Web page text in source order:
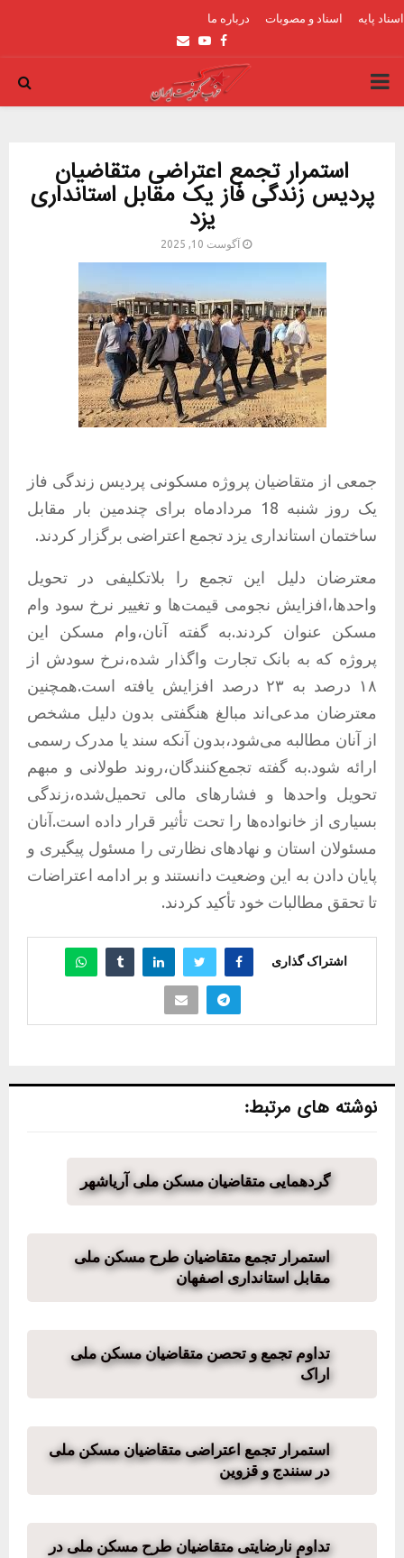
اسناد پایه اسناد و مصوبات درباره ما
Facebook
Youtube
Email
PRIMARY
استمرار تجمع اعتراضی متقاضیان
پردیس زندگی فاز یک مقابل استانداری
یزد
آگوست 10, 2025
جمعی از متقاضیان پروژه مسکونی پردیس زندگی فاز
یک روز شنبه 18 مردادماه برای چندمین بار مقابل
ساختمان استانداری یزد تجمع اعتراضی برگزار کردند.
معترضان دلیل این تجمع را بلاتکلیفی در تحویل
واحدها،افزایش نجومی قیمت‌ها و تغییر نرخ سود وام
مسکن عنوان کردند.به گفته آنان،وام مسکن این
پروژه که به بانک تجارت واگذار شده،نرخ سودش از
۱۸ درصد به ۲۳ درصد افزایش یافته است.همچنین
معترضان مدعی‌اند مبالغ هنگفتی بدون دلیل مشخص
از آنان مطالبه می‌شود،بدون آنکه سند یا مدرک رسمی
ارائه شود.به گفته تجمع‌کنندگان،روند طولانی و مبهم
تحویل واحدها و فشارهای مالی تحمیل‌شده،زندگی
بسیاری از خانواده‌ها را تحت تأثیر قرار داده است.آنان
مسئولان استان و نهادهای نظارتی را مسئول پیگیری و
پایان دادن به این وضعیت دانستند و بر ادامه اعتراضات
تا تحقق مطالبات خود تأکید کردند.
اشتراک گذاری
نوشته های مرتبط:
گردهمایی متقاضیان مسکن ملی آریاشهر
استمرار تجمع متقاضیان طرح مسکن ملی
مقابل استانداری اصفهان
تداوم تجمع و تحصن متقاضیان مسکن ملی
اراک
استمرار تجمع اعتراضی متقاضیان مسکن ملی
در سنندج و قزوین
تداوم نارضایتی متقاضیان طرح مسکن ملی در